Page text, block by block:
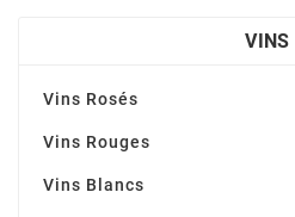
VINS
Vins Rosés
Vins Rouges
Vins Blancs